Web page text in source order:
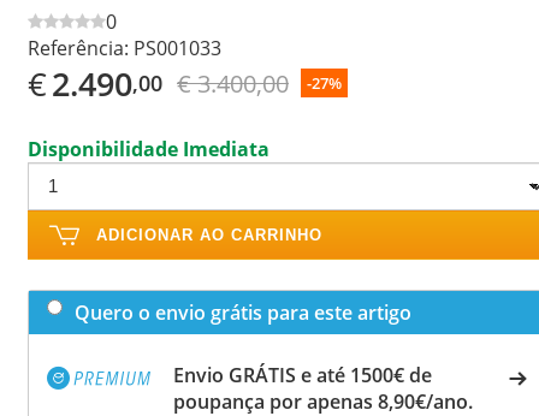
0
Referência: PS001033
€2.490,00 € 3.400,00 -27%
Disponibilidade Imediata
ADICIONAR AO CARRINHO
Quero o envio grátis para este artigo
Envio GRÁTIS e até 1500€ de
poupança por apenas 8,90€/ano.